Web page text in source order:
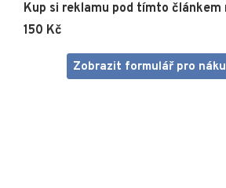
Kup si reklamu pod tímto článkem
150 Kč
Zobrazit formulář pro